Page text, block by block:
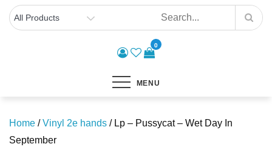
0
MENU
Home /Vinyl 2e hands / Lp – Pussycat – Wet Day In
September